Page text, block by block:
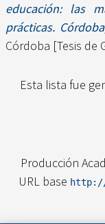
educación: las
prácticas.
Córdoba [Tesis de
Esta lista fue
Producción
URL base